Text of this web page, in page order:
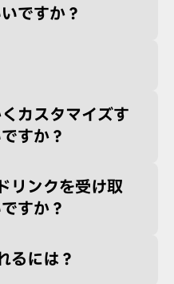
ですか？
カスタマイズす
すか？
リンクを受け取
すか？
るには？